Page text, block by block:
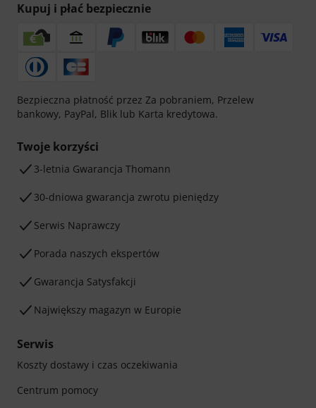
Kupuj i płać bezpiecznie
Bezpieczna płatność przez Za pobraniem, Przelew
bankowy, PayPal, Blik lub Karta kredytowa.
Twoje korzyści
3-letnia Gwarancja Thomann
30-dniowa gwarancja zwrotu pieniędzy
Serwis Naprawczy
Porada naszych ekspertów
Gwarancja Satysfakcji
Największy magazyn w Europie
Serwis
Koszty dostawy i czas oczekiwania
Centrum pomocy